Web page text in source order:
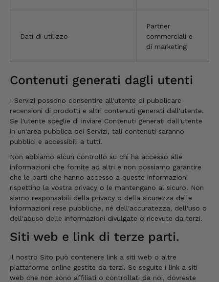
Dati di utilizzo
Partner
commerciali e
di marketing
Contenuti generati dagli utenti
I Servizi possono consentire all'utente di pubblicare
recensioni di prodotti e altri contenuti generati dall'utente.
Se l'utente sceglie di inviare Contenuti generati dall'utente
in un'area pubblica dei Servizi, tali contenuti saranno
pubblici e accessibili a tutti.
Non abbiamo alcun controllo su chi ha accesso alle
informazioni che fornite ad altri e non possiamo garantire
che le parti che hanno accesso a queste informazioni
rispettino la vostra privacy o le mantengano al sicuro. Non
siamo responsabili della privacy o della sicurezza delle
informazioni rese pubbliche, né dell'accuratezza, dell'uso o
dell'abuso delle informazioni divulgate o ricevute da terzi.
Siti web e link di terze parti.
Il nostro Sito può contenere link a siti web o altre
piattaforme online gestite da terzi. Se seguite i link a siti
web che non sono affiliati o controllati da noi, dovreste
settimo cielo.
Qualità, gusto, consegna e imballaggio: tutto
ottimo. In caso di piccoli problemi, mi hanno
esitazioni.
7.8.2026
Cliente verificato
Prodotti di ottima qualità e consegna rapida.
I prodotti hanno anche una lunga durata.
7.8.2026
San Bernardo
La merce è stata consegnata molto
naturalmente un sapore meraviglioso tipico
del Tirolo e sono felice che offra una qualità
così eccellente.